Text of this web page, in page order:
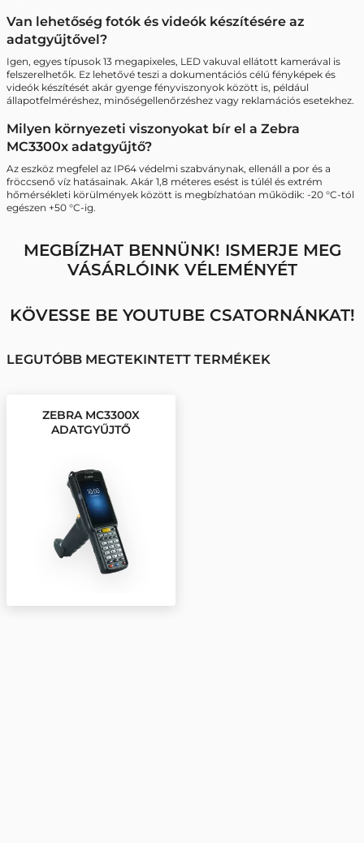
Van lehetőség fotók és videók készítésére az
adatgyűjtővel?
Igen, egyes típusok 13 megapixeles, LED vakuval ellátott kamerával is
felszerelhetők. Ez lehetővé teszi a dokumentációs célú fényképek és
videók készítését akár gyenge fényviszonyok között is, például
állapotfelméréshez, minőségellenőrzéshez vagy reklamációs esetekhez.
Milyen környezeti viszonyokat bír el a Zebra
MC3300x adatgyűjtő?
Az eszköz megfelel az IP64 védelmi szabványnak, ellenáll a por és a
fröccsenő víz hatásainak. Akár 1,8 méteres esést is túlél és extrém
hőmérsékleti körülmények között is megbízhatóan működik: -20 °C-tól
egészen +50 °C-ig.
MEGBÍZHAT BENNÜNK! ISMERJE MEG
VÁSÁRLÓINK VÉLEMÉNYÉT
KÖVESSE BE YOUTUBE CSATORNÁNKAT!
LEGUTÓBB MEGTEKINTETT TERMÉKEK
ZEBRA MC3300X
ADATGYŰJTŐ